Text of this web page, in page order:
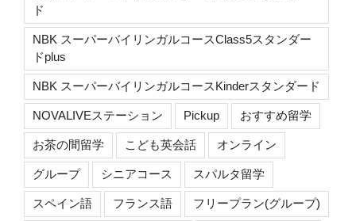
ド
NBK スーパーバイリンガルコースClass5スタンダー
ドplus
NBK スーパーバイリンガルコースKinderスタンダード
NOVALIVEステーション Pickup おすすめ留学
お茶の間留学 こども英会話 オンライン
グループ シニアコース スパルタ留学
スペイン語 フランス語 フリープラン(グループ)